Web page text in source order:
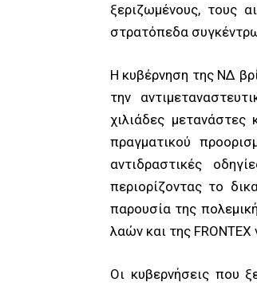
ξεριζωμένους, τους
στρατόπεδα
Η κυβέρνηση της ΝΔ
την
χιλιάδες
πραγματικού
αντιδραστικές
περιορίζοντας το
παρουσία της
λαών και της
Οι κυβερνήσεις που